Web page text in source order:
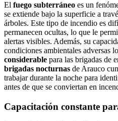
El fuego subterráneo es un
se extiende bajo la superficie a
árboles. Este tipo de incendio es
permanecen ocultas, lo que le
alertas visibles. Además, su
condiciones ambientales adversas
considerable para las brigadas de
brigadas nocturnas de Arauco
trabajar durante la noche para
antes de que se conviertan en
Capacitación constante